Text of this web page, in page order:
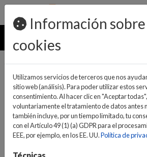
924 047 836
MENU
Información sobre
cookies
Utilizamos servicios de terceros que nos
sitio web (análisis). Para poder utilizar estos
consentimiento. Al hacer clic en "Aceptar
voluntariamente el tratamiento de datos antes
también incluye, por un tiempo limitado, tu
con el Artículo 49 (1) (a) GDPR para el
EEE, por ejemplo, en los EE. UU.Política de